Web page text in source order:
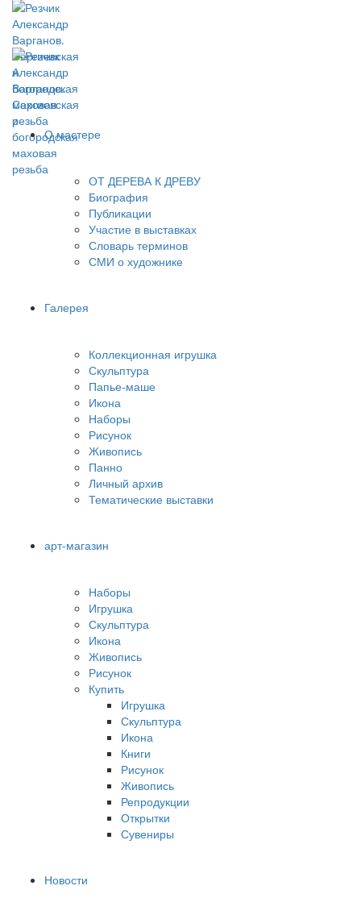
О мастере
ОТ ДЕРЕВА К ДРЕВУ
Биография
Публикации
Участие в выставках
Словарь терминов
СМИ о художнике
Галерея
Коллекционная игрушка
Скульптура
Папье-маше
Икона
Наборы
Рисунок
Живопись
Панно
Личный архив
Тематические выставки
арт-магазин
Наборы
Игрушка
Скульптура
Икона
Живопись
Рисунок
Купить
Игрушка
Скульптура
Икона
Книги
Рисунок
Живопись
Репродукции
Открытки
Сувениры
Новости